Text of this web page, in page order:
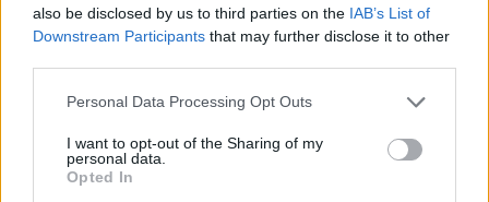
also be disclosed by us to third parties on the IAB’s List of
Downstream Participants that may further disclose it to other
Please note that this website/app uses one or more Google
not limited to your visit or usage behaviour. You may click to
grant or deny consent to Google and its third-party tags to
use your data for below specified purposes in below Google
Personal Data Processing Opt Outs
I want to opt-out of the Sharing of my
personal data.
Opted In
medida apoia o autoempreendedorismo e favorece o
desenvolvimento econômico das regiões do sul e de
outras áreas desfavorecidas.